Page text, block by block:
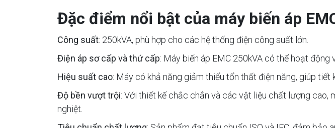
Đặc điểm nổi bật của máy biến áp
Công suất: 250kVA, phù hợp cho các hệ thống điện công suất lớn.
Điện áp sơ cấp và thứ cấp: Máy biến áp EMC 250kVA có thể hoạt
Hiệu suất cao: Máy có khả năng giảm thiểu tổn thất điện năng, giúp tiết
Độ bền vượt trội: Với thiết kế chắc chắn và các vật liệu chất lượng cao,
nghiệt.